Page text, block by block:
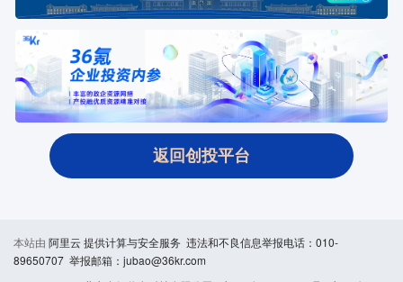
返回创投平台
本站由 阿里云 提供计算与安全服务 违法和不良信息举报电话：010-
89650707 举报邮箱：jubao@36kr.com